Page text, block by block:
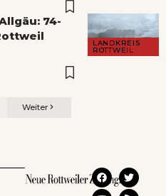
LANDKREIS
ROTTWEIL
74-
Weiter